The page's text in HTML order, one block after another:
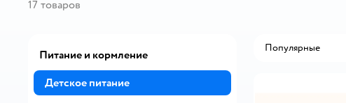
17 товаров
Популярные
Питание и кормление
Детское питание